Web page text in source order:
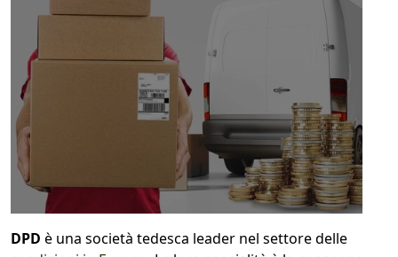
COLLO 1
kg
cm
calcola
DPD è una società tedesca leader nel settore delle